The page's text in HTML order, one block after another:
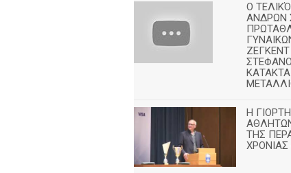
Ο
ΑΝΔΡΩΝ
Η
ΤΗΣ
ΧΡΟΝΙΑΣ